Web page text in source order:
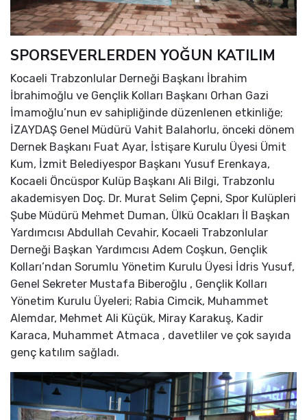
SPORSEVERLERDEN YOĞUN KATILIM
Kocaeli Trabzonlular Derneği Başkanı İbrahim
İbrahimoğlu ve Gençlik Kolları Başkanı Orhan Gazi
İmamoğlu’nun ev sahipliğinde düzenlenen etkinliğe;
İZAYDAŞ Genel Müdürü Vahit Balahorlu, önceki dönem
Dernek Başkanı Fuat Ayar, İstişare Kurulu Üyesi Ümit
Kum, İzmit Belediyespor Başkanı Yusuf Erenkaya,
Kocaeli Öncüspor Kulüp Başkanı Ali Bilgi, Trabzonlu
akademisyen Doç. Dr. Murat Selim Çepni, Spor Kulüpleri
Şube Müdürü Mehmet Duman, Ülkü Ocakları İl Başkan
Yardımcısı Abdullah Cevahir, Kocaeli Trabzonlular
Derneği Başkan Yardımcısı Adem Coşkun, Gençlik
Kolları’ndan Sorumlu Yönetim Kurulu Üyesi İdris Yusuf,
Genel Sekreter Mustafa Biberoğlu , Gençlik Kolları
Yönetim Kurulu Üyeleri; Rabia Cimcik, Muhammet
Alemdar, Mehmet Ali Küçük, Miray Karakuş, Kadir
Karaca, Muhammet Atmaca , davetliler ve çok sayıda
genç katılım sağladı.